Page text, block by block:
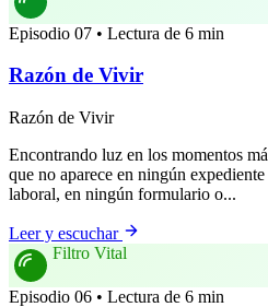
Episodio 07 • Lectura de 6 min
Razón de Vivir
Razón de Vivir
Encontrando luz en los momentos
que no aparece en ningún
laboral, en ningún formulario o...
Leer y escuchar
Filtro Vital
Episodio 06 • Lectura de 6 min